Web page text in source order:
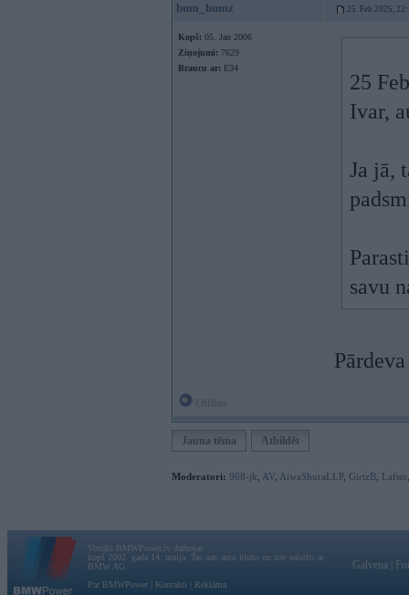
bum_bumz 25. Feb 2025,
Kopš: 05. Jan 2006
Ziņojumi: 7629
Braucu ar: E34
25
Ivar,
Ja jā,
savu
Jauna tēma Atbildēt
Moderatori: 968-jk AV AiwaShuraLLP, GirtzB Lafter
Vortāls BMWPower.lv darbojas
kopš 2002. gada 14. maija. Tas nav auto klubs un nav saistīts ar
BMW AG.
Par BMWPower
Kontakti Reklāma
Galvena